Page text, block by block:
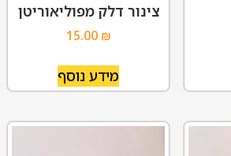
צינור דלק מפוליאוריטן
15.00 ₪
מידע נוסף